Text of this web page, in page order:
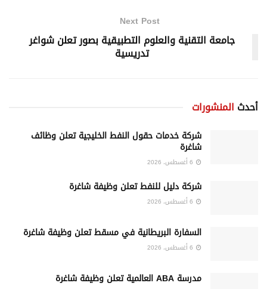
Next Post
جامعة التقنية والعلوم التطبيقية بصور تعلن شواغر
تدريسية
أحدث المنشورات
شركة خدمات حقول النفط الخليجية تعلن وظائف
شاغرة
شركة دليل للنفط تعلن وظيفة شاغرة
السفارة البريطانية في مسقط تعلن وظيفة شاغرة
مدرسة ABA العالمية تعلن وظيفة شاغرة